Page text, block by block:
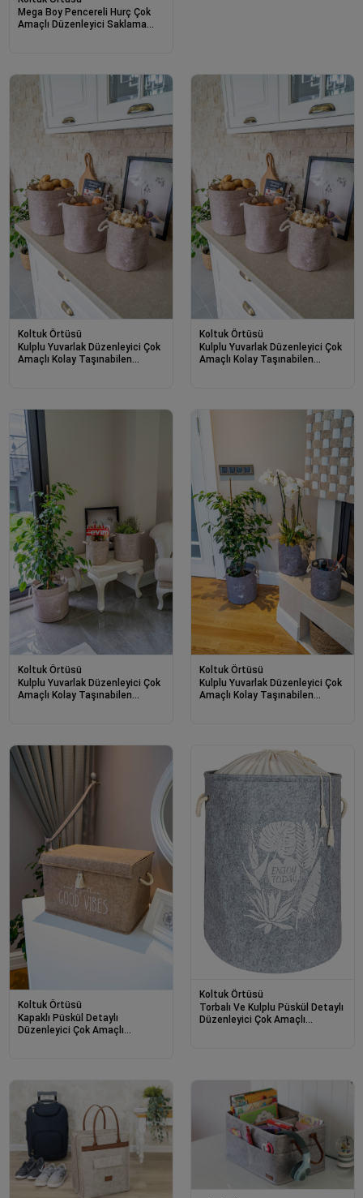
Mega Boy Pencereli Hurç Çok
Amaçlı Düzenleyici Saklama
Koltuk Örtüsü
Kulplu Yuvarlak Düzenleyici Çok
Amaçlı Kolay Taşınabilen
Koltuk Örtüsü
Kulplu Yuvarlak Düzenleyici Çok
Amaçlı Kolay Taşınabilen
Koltuk Örtüsü
Kulplu Yuvarlak Düzenleyici Çok
Amaçlı Kolay Taşınabilen
Koltuk Örtüsü
Kulplu Yuvarlak Düzenleyici Çok
Amaçlı Kolay Taşınabilen
Koltuk Örtüsü
Kapaklı Püskül Detaylı
Düzenleyici Çok Amaçlı
Koltuk Örtüsü
Torbalı Ve Kulplu Püskül Detaylı
Düzenleyici Çok Amaçlı